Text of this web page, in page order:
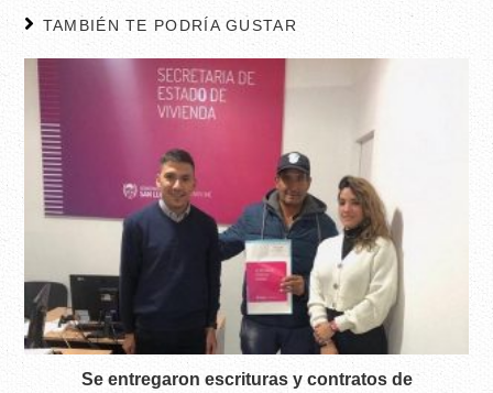
TAMBIÉN TE PODRÍA GUSTAR
Se entregaron escrituras y contratos de